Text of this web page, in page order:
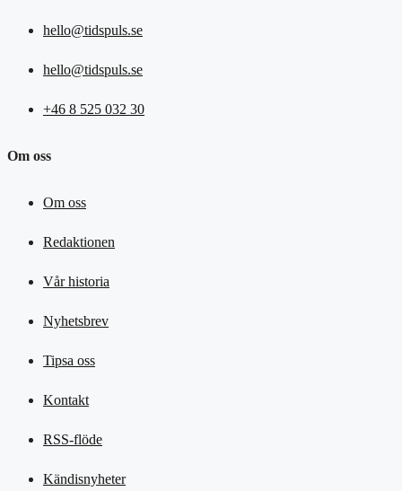
hello@tidspuls.se
hello@tidspuls.se
+46 8 525 032 30
Om oss
Om oss
Redaktionen
Vår historia
Nyhetsbrev
Tipsa oss
Kontakt
RSS-flöde
Kändisnyheter